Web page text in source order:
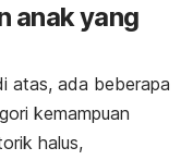
anak yang
atas, ada beberapa
kemampuan
halus,